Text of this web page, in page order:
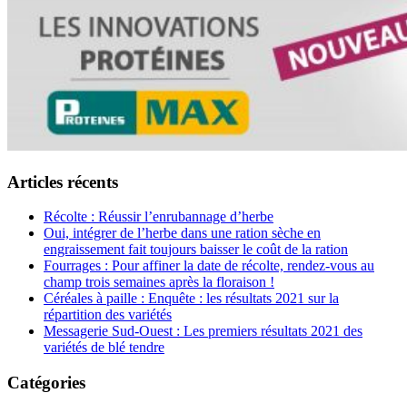
Articles récents
Récolte : Réussir l’enrubannage d’herbe
Oui, intégrer de l’herbe dans une ration sèche en
engraissement fait toujours baisser le coût de la ration
Fourrages : Pour affiner la date de récolte, rendez-vous au
champ trois semaines après la floraison !
Céréales à paille : Enquête : les résultats 2021 sur la
répartition des variétés
Messagerie Sud-Ouest : Les premiers résultats 2021 des
variétés de blé tendre
Catégories